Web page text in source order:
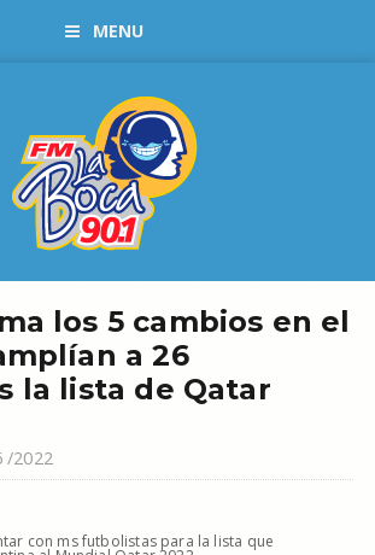
MENU
los 5 cambios en el
a 26
la lista de Qatar
/2022